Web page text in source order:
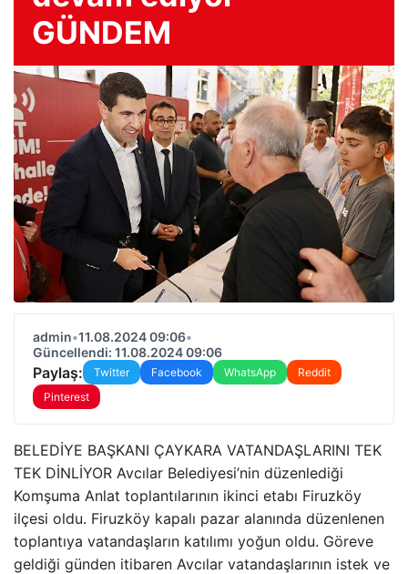
GÜNDEM
admin•11.08.2024 09:06•
Güncellendi: 11.08.2024 09:06
Paylaş: Twitter Facebook WhatsApp
Reddit
Pinterest
BELEDİYE BAŞKANI ÇAYKARA VATANDAŞLARINI TEK
TEK DİNLİYOR Avcılar Belediyesi’nin düzenlediği
Komşuma Anlat toplantılarının ikinci etabı Firuzköy
ilçesi oldu. Firuzköy kapalı pazar alanında düzenlenen
toplantıya vatandaşların katılımı yoğun oldu. Göreve
geldiği günden itibaren Avcılar vatandaşlarının istek ve